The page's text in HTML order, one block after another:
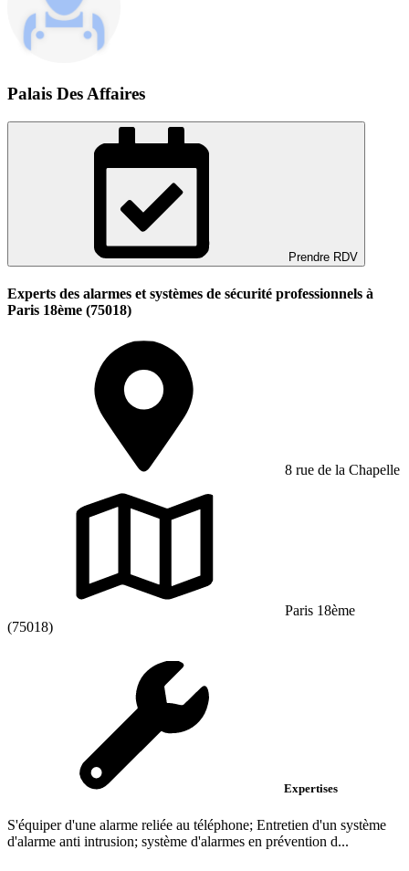
Palais Des Affaires
Prendre RDV
Experts des alarmes et systèmes de sécurité professionnels à
Paris 18ème (75018)
8 rue de la Chapelle
Paris 18ème
(75018)
Expertises
S'équiper d'une alarme reliée au téléphone; Entretien d'un système
d'alarme anti intrusion; système d'alarmes en prévention d...